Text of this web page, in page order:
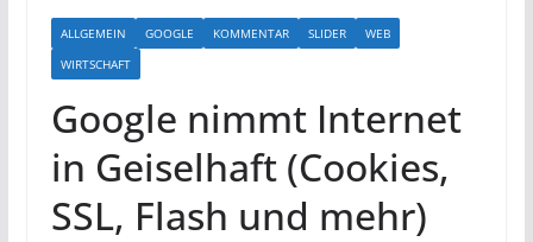
ALLGEMEIN GOOGLE KOMMENTAR SLIDER
WEB
WIRTSCHAFT
Google nimmt Internet
in Geiselhaft (Cookies,
SSL, Flash und mehr)